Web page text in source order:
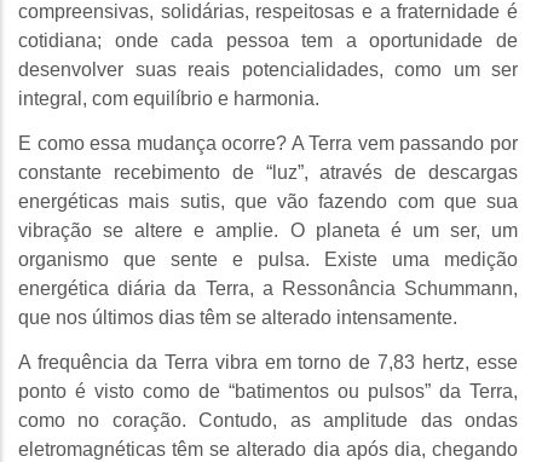
compreensivas, solidárias, respeitosas e a fraternidade é
cotidiana; onde cada pessoa tem a oportunidade de
desenvolver suas reais potencialidades, como um ser
integral, com equilíbrio e harmonia.
E como essa mudança ocorre? A Terra vem passando por
constante recebimento de “luz”, através de descargas
energéticas mais sutis, que vão fazendo com que sua
vibração se altere e amplie. O planeta é um ser, um
organismo que sente e pulsa. Existe uma medição
energética diária da Terra, a Ressonância Schummann,
que nos últimos dias têm se alterado intensamente.
A frequência da Terra vibra em torno de 7,83 hertz, esse
ponto é visto como de “batimentos ou pulsos” da Terra,
como no coração. Contudo, as amplitude das ondas
eletromagnéticas têm se alterado dia após dia, chegando